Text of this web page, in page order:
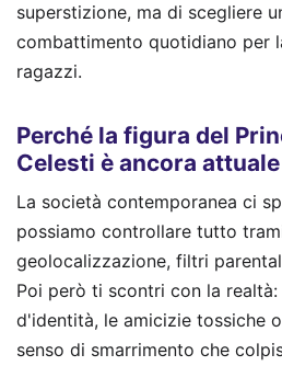
superstizione, ma di scegliere
combattimento quotidiano per
ragazzi.
Perché la figura del
Celesti è ancora attuale
La società contemporanea ci
possiamo controllare tutto
geolocalizzazione, filtri
Poi però ti scontri con la
d'identità, le amicizie tossiche
senso di smarrimento che